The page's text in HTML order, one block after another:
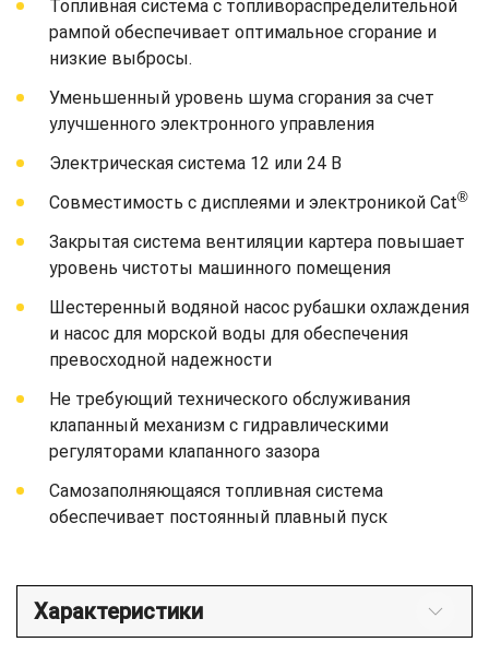
Топливная система с топливораспределительной
рампой обеспечивает оптимальное сгорание и
низкие выбросы.
Уменьшенный уровень шума сгорания за счет
улучшенного электронного управления
Электрическая система 12 или 24 В
Совместимость с дисплеями и электроникой Cat®
Закрытая система вентиляции картера повышает
уровень чистоты машинного помещения
Шестеренный водяной насос рубашки охлаждения
и насос для морской воды для обеспечения
превосходной надежности
Не требующий технического обслуживания
клапанный механизм с гидравлическими
регуляторами клапанного зазора
Самозаполняющаяся топливная система
обеспечивает постоянный плавный пуск
Характеристики